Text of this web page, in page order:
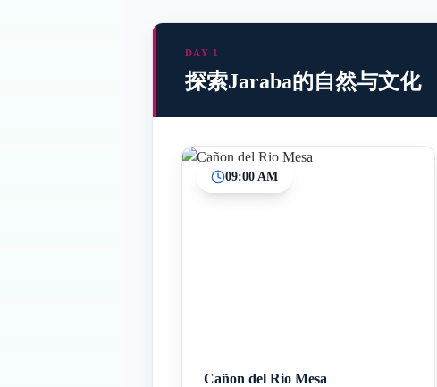
DAY 1
探索Jaraba的自然与文化
09:00 AM
Cañon del Rio Mesa